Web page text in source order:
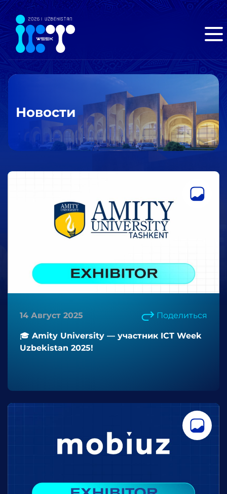
Новости
14 Август 2025 Поделиться
🎓 Amity University — участник ICT Week
Uzbekistan 2025!